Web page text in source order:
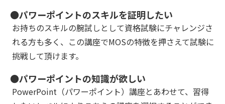
●パワーポイントのスキルを証明したい
お持ちのスキルの腕試しとして資格試験にチャレンジさ
れる方も多く、この講座でMOSの特徴を押さえて試験に
挑戦して頂けます。
●パワーポイントの知識が欲しい
PowerPoint（パワーポイント）講座とあわせて、習得